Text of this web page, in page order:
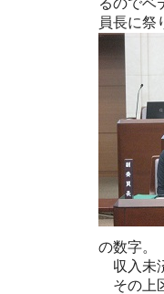
るのでベ
員長に祭
の数字。
収入未
その上